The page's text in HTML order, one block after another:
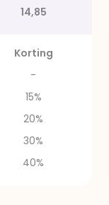
14,85
Korting
-
15%
20%
30%
40%